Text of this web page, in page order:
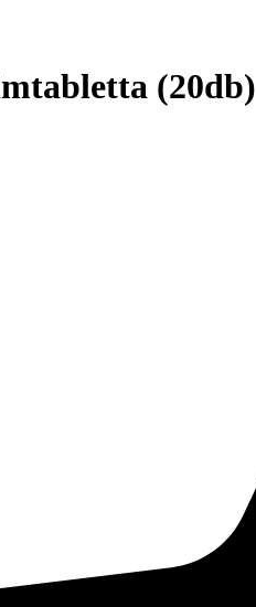
(20db)